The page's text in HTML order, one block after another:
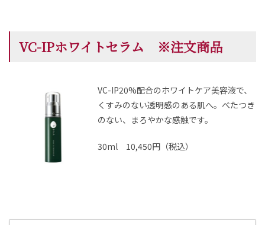
VC-IPホワイトセラム ※注文商品
VC-IP20%配合のホワイトケア美容液で、
くすみのない透明感のある肌へ。べたつき
のない、まろやかな感触です。
30ml 10,450円（税込）